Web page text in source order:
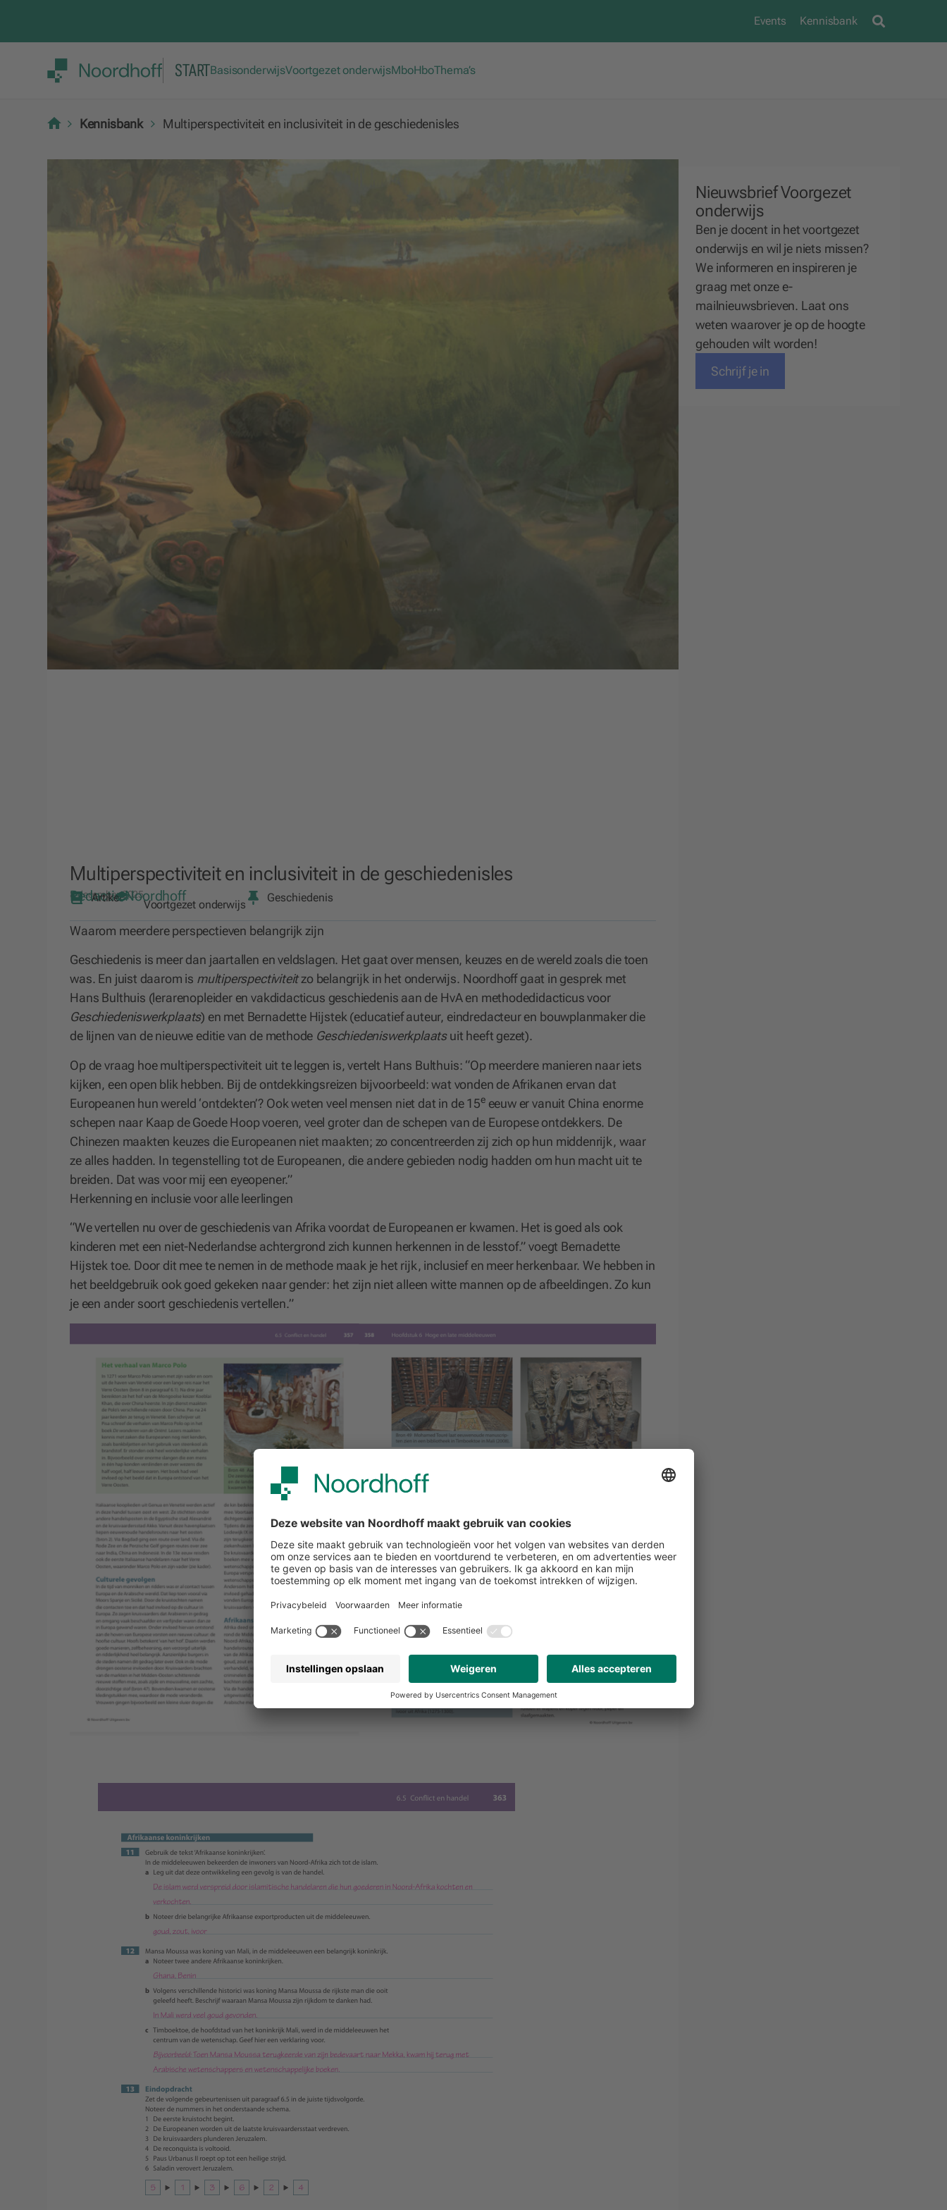
Events Kennisbank
STARTBasisonderwijsVoortgezet onderwijsMboHboThema’s
Kennisbank Multiperspectiviteit en inclusiviteit in de geschiedenisles
Multiperspectiviteit en inclusiviteit in de geschiedenisles
8 december 2025
Redactie Noordhoff
Artikel
Voortgezet onderwijs
Geschiedenis
Waarom meerdere perspectieven belangrijk zijn
Geschiedenis is meer dan jaartallen en veldslagen. Het gaat over mensen, keuzes en de wereld zoals die toen
was. En juist daarom is multiperspectiviteitzo belangrijk in het onderwijs. Noordhoff gaat in gesprek met
Hans Bulthuis (lerarenopleider en vakdidacticus geschiedenis aan de HvA en methodedidacticus voor
Geschiedeniswerkplaats) en met Bernadette Hijstek (educatief auteur, eindredacteur en bouwplanmaker die
de lijnen van de nieuwe editie van de methode Geschiedeniswerkplaatsuit heeft gezet).
Op de vraag hoe multiperspectiviteit uit te leggen is, vertelt Hans Bulthuis: “Op meerdere manieren naar iets
kijken, een open blik hebben. Bij de ontdekkingsreizen bijvoorbeeld: wat vonden de Afrikanen ervan dat
Europeanen hun wereld ‘ontdekten’? Ook weten veel mensen niet dat in de 15eeeuw er vanuit China enorme
schepen naar Kaap de Goede Hoop voeren, veel groter dan de schepen van de Europese ontdekkers. De
Chinezen maakten keuzes die Europeanen niet maakten; zo concentreerden zij zich op hun middenrijk, waar
ze alles hadden. In tegenstelling tot de Europeanen, die andere gebieden nodig hadden om hun macht uit te
breiden. Dat was voor mij een eyeopener.”
Herkenning en inclusie voor alle leerlingen
“We vertellen nu over de geschiedenis van Afrika voordat de Europeanen er kwamen. Het is goed als ook
kinderen met een niet-Nederlandse achtergrond zich kunnen herkennen in de lesstof.” voegt Bernadette
Hijstek toe. Door dit mee te nemen in de methode maak je het rijk, inclusief en meer herkenbaar. We hebben in
het beeldgebruik ook goed gekeken naar gender: het zijn niet alleen witte mannen op de afbeeldingen. Zo kun
je een ander soort geschiedenis vertellen.”
Nieuwsbrief Voorgezet
onderwijs
Ben je docent in het voortgezet
onderwijs en wil je niets missen?
We informeren en inspireren je
graag met onze e-
mailnieuwsbrieven. Laat ons
weten waarover je op de hoogte
gehouden wilt worden!
Schrijf je in